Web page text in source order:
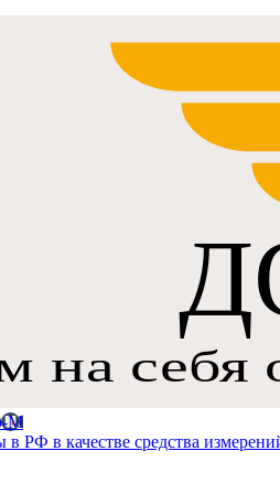
М
РФ в качестве средства